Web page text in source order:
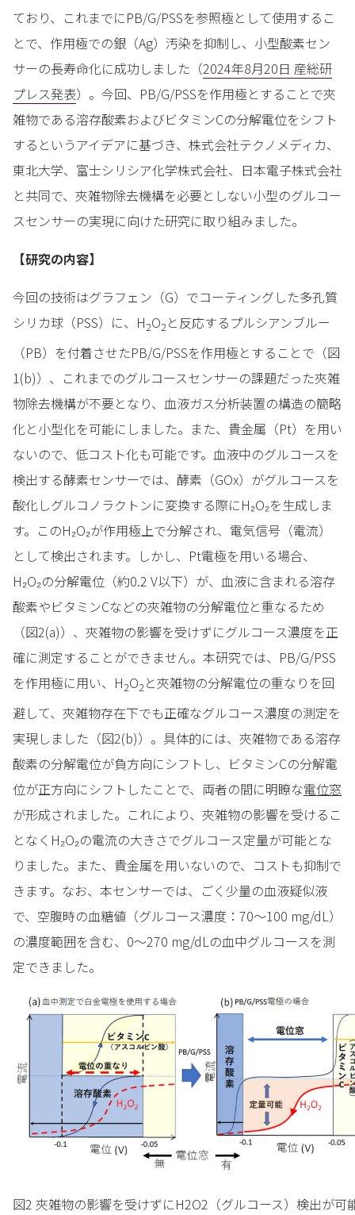
ており、これまでにPB/G/PSSを参照極として使用するこ
とで、作用極での銀（Ag）汚染を抑制し、小型酸素セン
サーの長寿命化に成功しました（2024年8月20日 産総研
プレス発表）。今回、PB/G/PSSを作用極とすることで夾
雑物である溶存酸素およびビタミンCの分解電位をシフト
するというアイデアに基づき、株式会社テクノメディカ、
東北大学、富士シリシア化学株式会社、日本電子株式会社
と共同で、夾雑物除去機構を必要としない小型のグルコー
スセンサーの実現に向けた研究に取り組みました。
【研究の内容】
今回の技術はグラフェン（G）でコーティングした多孔質
シリカ球（PSS）に、H2O2と反応するプルシアンブルー
（PB）を付着させたPB/G/PSSを作用極とすることで（図
1(b)）、これまでのグルコースセンサーの課題だった夾雑
物除去機構が不要となり、血液ガス分析装置の構造の簡略
化と小型化を可能にしました。また、貴金属（Pt）を用い
ないので、低コスト化も可能です。血液中のグルコースを
検出する酵素センサーでは、酵素（GOx）がグルコースを
酸化しグルコノラクトンに変換する際にH₂O₂を生成しま
す。このH₂O₂が作用極上で分解され、電気信号（電流）
として検出されます。しかし、Pt電極を用いる場合、
H₂O₂の分解電位（約0.2 V以下）が、血液に含まれる溶存
酸素やビタミンCなどの夾雑物の分解電位と重なるため
（図2(a)）、夾雑物の影響を受けずにグルコース濃度を正
確に測定することができません。本研究では、PB/G/PSS
を作用極に用い、H2O2と夾雑物の分解電位の重なりを回
避して、夾雑物存在下でも正確なグルコース濃度の測定を
実現しました（図2(b)）。具体的には、夾雑物である溶存
酸素の分解電位が負方向にシフトし、ビタミンCの分解電
位が正方向にシフトしたことで、両者の間に明瞭な電位窓
が形成されました。これにより、夾雑物の影響を受けるこ
となくH₂O₂の電流の大きさでグルコース定量が可能とな
りました。また、貴金属を用いないので、コストも抑制で
きます。なお、本センサーでは、ごく少量の血液疑似液
で、空腹時の血糖値（グルコース濃度：70～100 mg/dL）
の濃度範囲を含む、0～270 mg/dLの血中グルコースを測
定できました。
図2 夾雑物の影響を受けずにH2O2（グルコース）検出が可